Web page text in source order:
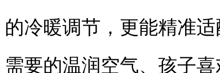
的冷暖调节，更能精准
需要的温润空气、孩子